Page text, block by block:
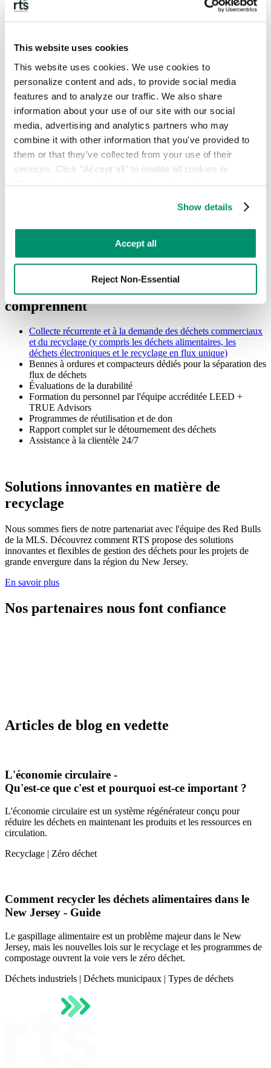
This website uses cookies
This website uses cookies. We use cookies to
personalize content and ads, to provide social media
features and to analyze our traffic. We also share
information about your use of our site with our social
media, advertising and analytics partners who may
combine it with other information that you've provided to
them or that they've collected from your use of their
services. Click "Accept all" to enable all cookies or
preferences by toggling the different kinds of cookies.
Privacy Policy.
Show details
Accept all
Reject Non-Essential
besoins. Nous travaillons en étroite collaboration avec votre
entreprise pour cerner vos besoins en matière de collecte
s'intègre parfaitement à vos opérations existantes. Des rapports en
temps réel et des indicateurs de détournement des déchets permettent
à votre entreprise de suivre et de contrôler les déchets à chaque étape
de leur parcours, tandis que les collectes régulières et ponctuelles
contribuent à apporter des solutions adaptées au programme de
gestion des déchets de votre entreprise.
Nos services de gestion des déchets
commerciaux dans le New Jersey
comprennent
Collecte récurrente et à la demande des déchets commerciaux
et du recyclage (y compris les déchets alimentaires, les
déchets électroniques et le recyclage en flux unique)
Bennes à ordures et compacteurs dédiés pour la séparation des
flux de déchets
Évaluations de la durabilité
Formation du personnel par l'équipe accréditée LEED +
TRUE Advisors
Programmes de réutilisation et de don
Rapport complet sur le détournement des déchets
Assistance à la clientèle 24/7
Solutions innovantes en matière de
recyclage
Nous sommes fiers de notre partenariat avec l'équipe des Red Bulls
de la MLS. Découvrez comment RTS propose des solutions
innovantes et flexibles de gestion des déchets pour les projets de
grande envergure dans la région du New Jersey.
En savoir plus
Nos partenaires nous font confiance
Articles de blog en vedette
L'économie circulaire -
Qu'est-ce que c'est et pourquoi est-ce important ?
L'économie circulaire est un système régénérateur conçu pour
réduire les déchets en maintenant les produits et les ressources en
circulation.
Recyclage | Zéro déchet
Comment recycler les déchets alimentaires dans le
New Jersey - Guide
Le gaspillage alimentaire est un problème majeur dans le New
Jersey, mais les nouvelles lois sur le recyclage et les programmes de
compostage ouvrent la voie vers le zéro déchet.
Déchets industriels | Déchets municipaux | Types de déchets